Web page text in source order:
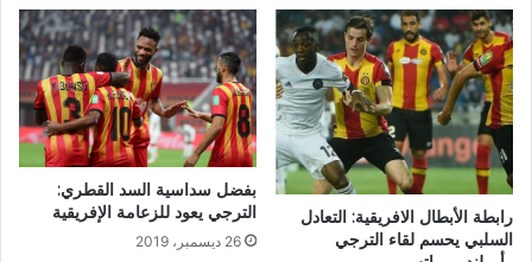
رابطة الأبطال الافريقية: التعادل
السلبي يحسم لقاء الترجي
بفضل سداسية السد القطري:
الترجي يعود للزعامة الإفريقية
26 ديسمبر، 2019